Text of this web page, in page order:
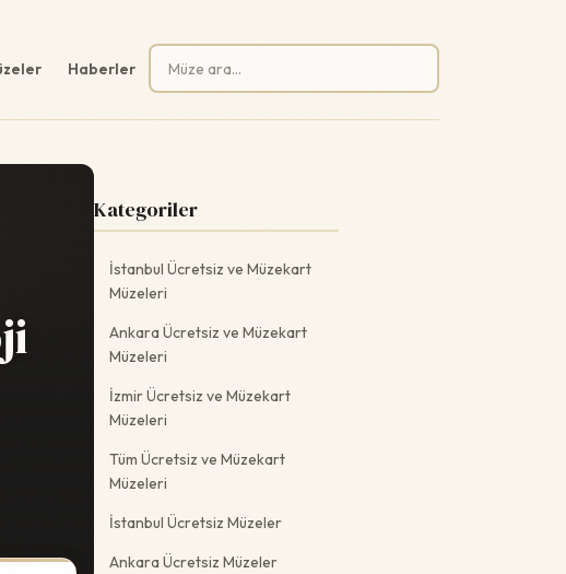
Haberler
Arama:
Kategoriler
İstanbul Ücretsiz ve Müzekart
Müzeleri
Ankara Ücretsiz ve Müzekart
Müzeleri
İzmir Ücretsiz ve Müzekart
Müzeleri
Tüm Ücretsiz ve Müzekart
Müzeleri
İstanbul Ücretsiz Müzeler
Ankara Ücretsiz Müzeler